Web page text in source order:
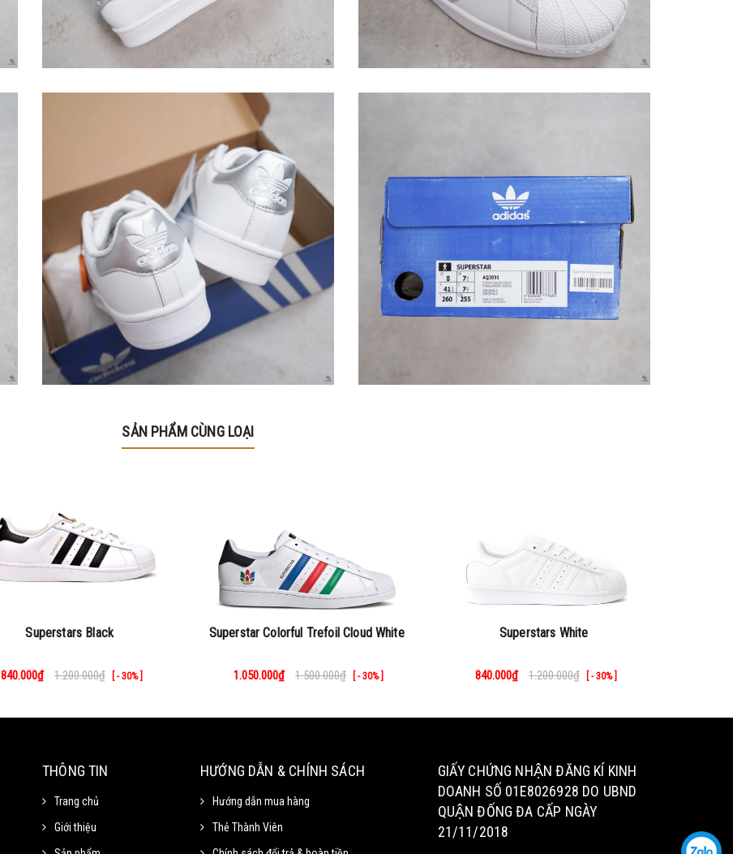
SẢN PHẨM CÙNG LOẠI
Superstars Black
840.000₫ 1.200.000₫ [ - 30% ]
Superstar Colorful Trefoil Cloud White
1.050.000₫ 1.500.000₫ [ - 30% ]
Superstars White
840.000₫ 1.200.000₫ [ - 30% ]
THÔNG TIN
Trang chủ
Giới thiệu
HƯỚNG DẪN & CHÍNH SÁCH
Hướng dẫn mua hàng
Thẻ Thành Viên
GIẤY CHỨNG NHẬN ĐĂNG KÍ KINH
DOANH SỐ 01E8026928 DO UBND
QUẬN ĐỐNG ĐA CẤP NGÀY
21/11/2018